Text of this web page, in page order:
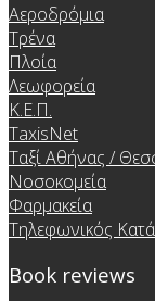
Αεροδρόμια
Τρένα
Πλοία
Λεωφορεία
Κ.Ε.Π.
TaxisNet
Ταξί Αθήνας /
Νοσοκομεία
Φαρμακεία
Τηλεφωνικός
Book reviews